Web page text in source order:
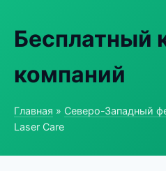
Бесплатный
компаний
Главная » Северо-Западный
Laser Care